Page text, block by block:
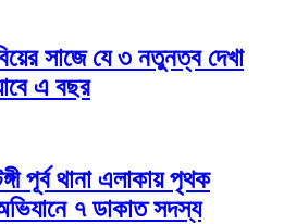
সাজে যে ৩ নতুনত্ব দেখা
এ বছর
পূর্ব থানা এলাকায় পৃথক
৭ ডাকাত সদস্য